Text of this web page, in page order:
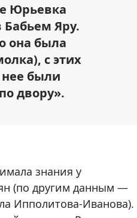
Юрьевка
Бабьем Яру.
она была
с этих
нее были
двору».
знания у
(по другим данным —
Ипполитова-Иванова).